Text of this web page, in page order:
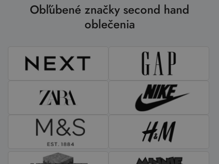
Obľúbené značky second hand
oblečenia